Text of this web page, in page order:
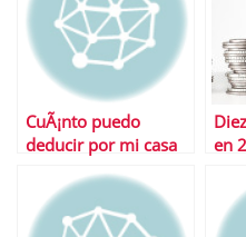
CuÃ¡nto puedo
deducir por mi casa
en